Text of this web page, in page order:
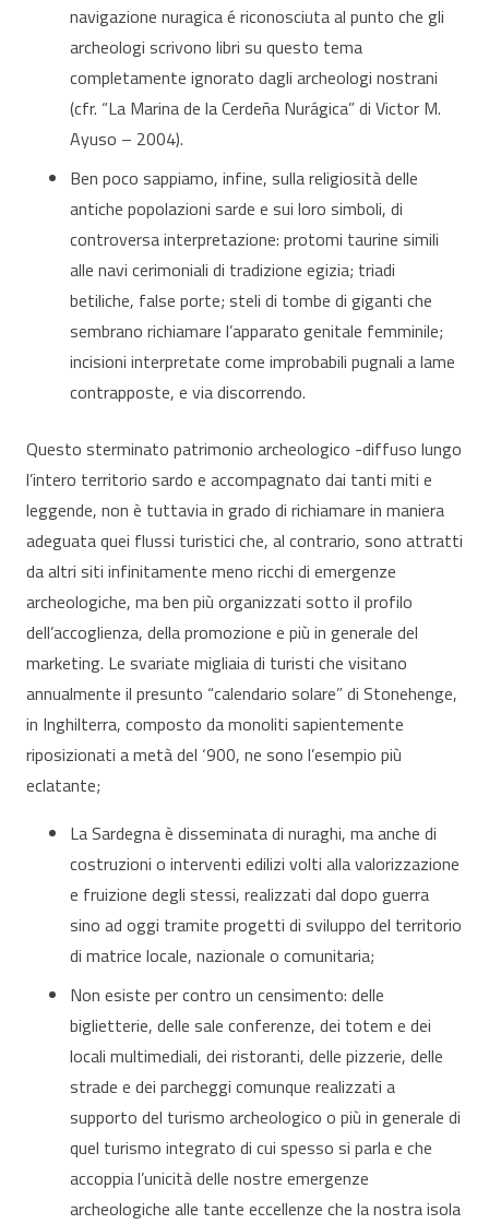
navigazione nuragica é riconosciuta al punto che gli
archeologi scrivono libri su questo tema
completamente ignorato dagli archeologi nostrani
(cfr. “La Marina de la Cerdeña Nurágica” di Victor M.
Ayuso – 2004).
Ben poco sappiamo, infine, sulla religiosità delle
antiche popolazioni sarde e sui loro simboli, di
controversa interpretazione: protomi taurine simili
alle navi cerimoniali di tradizione egizia; triadi
betiliche, false porte; steli di tombe di giganti che
sembrano richiamare l’apparato genitale femminile;
incisioni interpretate come improbabili pugnali a lame
contrapposte, e via discorrendo.
Questo sterminato patrimonio archeologico -diffuso lungo
l’intero territorio sardo e accompagnato dai tanti miti e
leggende, non è tuttavia in grado di richiamare in maniera
adeguata quei flussi turistici che, al contrario, sono attratti
da altri siti infinitamente meno ricchi di emergenze
archeologiche, ma ben più organizzati sotto il profilo
dell’accoglienza, della promozione e più in generale del
marketing. Le svariate migliaia di turisti che visitano
annualmente il presunto “calendario solare” di Stonehenge,
in Inghilterra, composto da monoliti sapientemente
riposizionati a metà del ‘900, ne sono l’esempio più
eclatante;
La Sardegna è disseminata di nuraghi, ma anche di
costruzioni o interventi edilizi volti alla valorizzazione
e fruizione degli stessi, realizzati dal dopo guerra
sino ad oggi tramite progetti di sviluppo del territorio
di matrice locale, nazionale o comunitaria;
Non esiste per contro un censimento: delle
biglietterie, delle sale conferenze, dei totem e dei
locali multimediali, dei ristoranti, delle pizzerie, delle
strade e dei parcheggi comunque realizzati a
supporto del turismo archeologico o più in generale di
quel turismo integrato di cui spesso si parla e che
accoppia l’unicità delle nostre emergenze
archeologiche alle tante eccellenze che la nostra isola